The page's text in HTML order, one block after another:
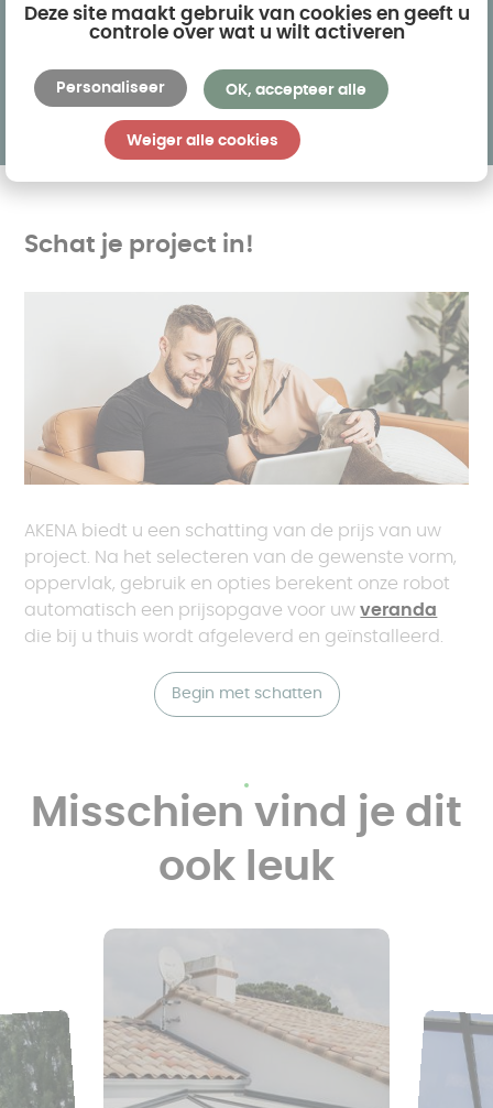
Vraag een gratis offerte aan
Schat je project in!
AKENA biedt u een schatting van de prijs van uw
project. Na het selecteren van de gewenste vorm,
oppervlak, gebruik en opties berekent onze robot
automatisch een prijsopgave voor uwveranda
die bij u thuis wordt afgeleverd en geïnstalleerd.
Begin met schatten
Misschien vind je dit
ook leuk
Deze site maakt gebruik van cookies en geeft u
controle over wat u wilt activeren
OK, accepteer alle
Weiger alle cookies
Personaliseer